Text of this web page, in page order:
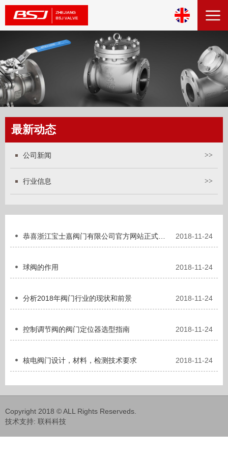
最新动态
公司新闻 >>
行业信息 >>
2018-11-24
球阀的作用 2018-11-24
分析2018年阀门行业的现状和前景 2018-11-24
控制调节阀的阀门定位器选型指南 2018-11-24
核电阀门设计，材料，检测技术要求 2018-11-24
Copyright 2018 © ALL Rights Reserveds.
技术支持: 联科科技